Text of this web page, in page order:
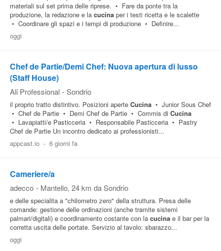
materiali sul set prima delle riprese. • Fare da ponte tra la
produzione, la redazione e la cucina per i testi ricetta e le scalette
• Coordinare gli spazi e i tempi di produzione • Definire...
oggi
Chef de Partie/Demi Chef: Nuova apertura di lusso
(Staff House)
Ali Professional - Sondrio
il proprio tratto distintivo. Posizioni aperte Cucina • Junior Sous Chef
• Chef de Partie • Demi Chef de Partie • Commis di Cucina
• Lavapiatti/e Pasticceria • Responsabile Pasticceria • Pastry
Chef de Partie Un incontro dedicato ai professionisti...
appcast.io - 6 giorni fa
Cameriere/a
adecco - Mantello, 24 km da Sondrio
e delle specialita a "chilometro zero" della struttura. Presa delle
comande: gestione delle ordinazioni (anche tramite sistemi
palmari/digitali) e coordinamento costante con la cucina e il bar per la
corretta uscita delle portate. Servizio al tavolo: sbarazzo...
oggi